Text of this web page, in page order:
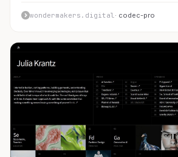
wondermakers.digital · codec-pro